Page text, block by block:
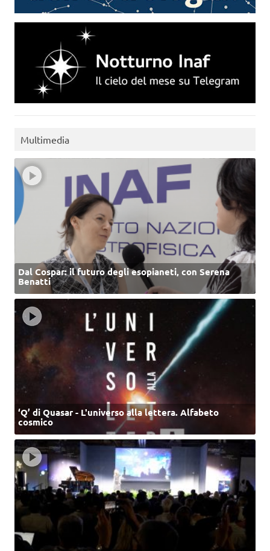
Multimedia
Dal Cospar: il futuro degli esopianeti, con Serena
Benatti
‘Q’ di Quasar - L'universo alla lettera. Alfabeto
cosmico